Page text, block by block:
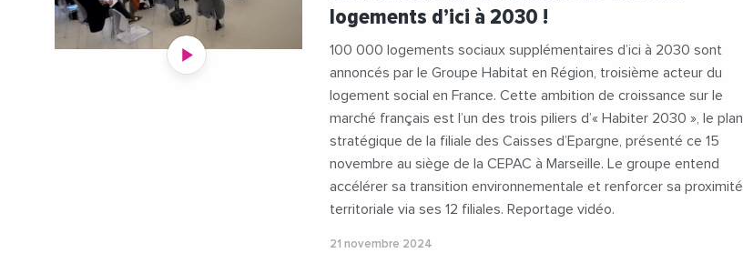
#LogementSocial
#Seniors
#TransitionEnergetique
#UnToitPourTous #Videos
logements d’ici à 2030 !
100 000 logements sociaux supplémentaires d’ici à 2030 sont
annoncés par le Groupe Habitat en Région, troisième acteur du
logement social en France. Cette ambition de croissance sur le
marché français est l’un des trois piliers d’« Habiter 2030 », le plan
stratégique de la filiale des Caisses d’Epargne, présenté ce 15
novembre au siège de la CEPAC à Marseille. Le groupe entend
accélérer sa transition environnementale et renforcer sa proximité
territoriale via ses 12 filiales. Reportage vidéo.
21 novembre 2024